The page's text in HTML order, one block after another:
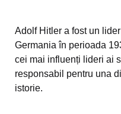
Adolf Hitler a fost un
Germania în perioada
cei mai influenți lideri ai
responsabil pentru una
istorie.